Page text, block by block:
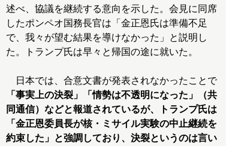
述べ、協議を継続する意向を示した。会見に同席
したポンペオ国務長官は「金正恩氏は準備不足
で、我々が望む結果を導けなかった」と説明し
た。トランプ氏は早々と帰国の途に就いた。
日本では、合意文書が発表されなかったことで
「事実上の決裂」「情勢は不透明になった」（共
同通信）などと報道されているが、トランプ氏は
「金正恩委員長が核・ミサイル実験の中止継続を
約束した」と強調しており、決裂というのは言い